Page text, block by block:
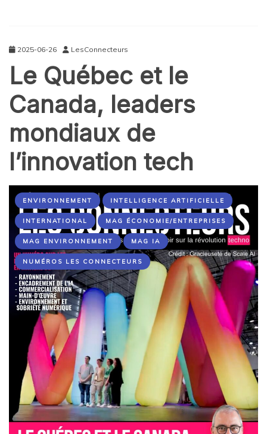
2025-06-26 LesConnecteurs
Le Québec et le
Canada, leaders
mondiaux de
l’innovation tech
ENVIRONNEMENT INTELLIGENCE ARTIFICIELLE
INTERNATIONAL MAG ÉCONOMIE/ENTREPRISES
MAG ENVIRONNEMENT MAG IA
NUMÉROS LES CONNECTEURS